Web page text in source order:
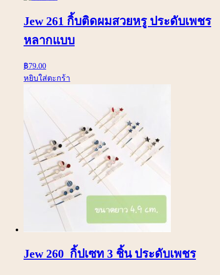
Jew 261 กิ้บติดผมสวยหรู ประดับเพชร
หลากแบบ
฿79.00
หยิบใส่ตะกร้า
Jew 260 กิ้ปเซท 3 ชิ้น ประดับเพชร